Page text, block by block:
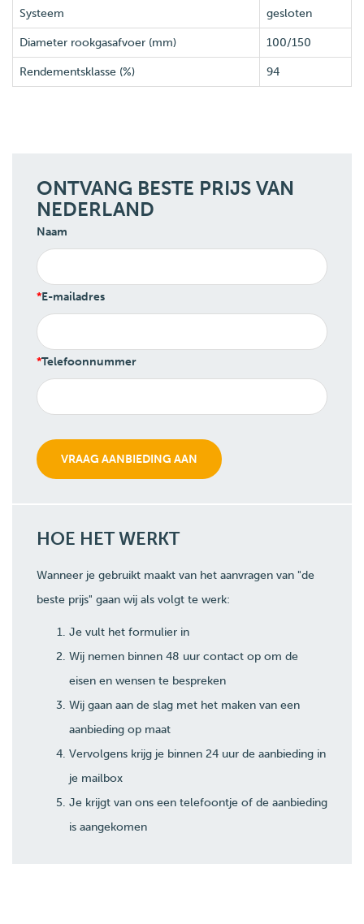
Systeem gesloten
Diameter rookgasafvoer (mm) 100/150
Rendementsklasse (%) 94
ONTVANG BESTE PRIJS VAN
NEDERLAND
Naam
E-mailadres
Telefoonnummer
HOE HET WERKT
Wanneer je gebruikt maakt van het aanvragen van "de
beste prijs" gaan wij als volgt te werk:
Je vult het formulier in
Wij nemen binnen 48 uur contact op om de
eisen en wensen te bespreken
Wij gaan aan de slag met het maken van een
aanbieding op maat
Vervolgens krijg je binnen 24 uur de aanbieding in
je mailbox
Je krijgt van ons een telefoontje of de aanbieding
is aangekomen